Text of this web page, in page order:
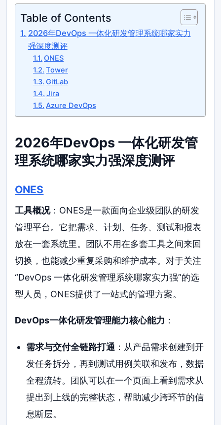
Table of Contents
2026年DevOps 一体化研发管理系统哪家实力
强深度测评
ONES
Tower
GitLab
Jira
Azure DevOps
2026年DevOps 一体化研发管
理系统哪家实力强深度测评
ONES
工具概况：ONES是一款面向企业级团队的研发
管理平台。它把需求、计划、任务、测试和报表
放在一套系统里。团队不用在多套工具之间来回
切换，也能减少重复采购和维护成本。对于关注
“DevOps 一体化研发管理系统哪家实力强”的选
型人员，ONES提供了一站式的管理方案。
DevOps一体化研发管理能力核心能力 ：
需求与交付全链路打通 ：从产品需求创建到开
发任务拆分，再到测试用例关联和发布，数据
全程流转。团队可以在一个页面上看到需求从
提出到上线的完整状态，帮助减少跨环节的信
息断层。